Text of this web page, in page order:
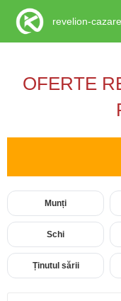
OFERTE
Munți
Schi
Ținutul sării
revelion-